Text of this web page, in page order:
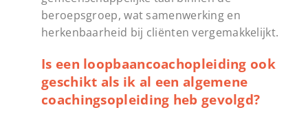
beroepsgroep, wat samenwerking en
herkenbaarheid bij cliënten vergemakkelijkt.
Is een loopbaancoachopleiding ook
geschikt als ik al een algemene
coachingsopleiding heb gevolgd?